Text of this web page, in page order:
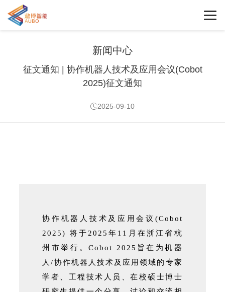
新闻中心
征文通知 | 协作机器人技术及应用会议(Cobot
2025)征文通知
2025-09-10
协作机器人技术及应用会议 (Cobot
2025) 将于 2025 年 11
月在浙江省杭
州市举行。Cobot 2025 旨在为机器
人/协作机器人技术及应用领域的专家
学者、工程技术人员、在校硕士博士